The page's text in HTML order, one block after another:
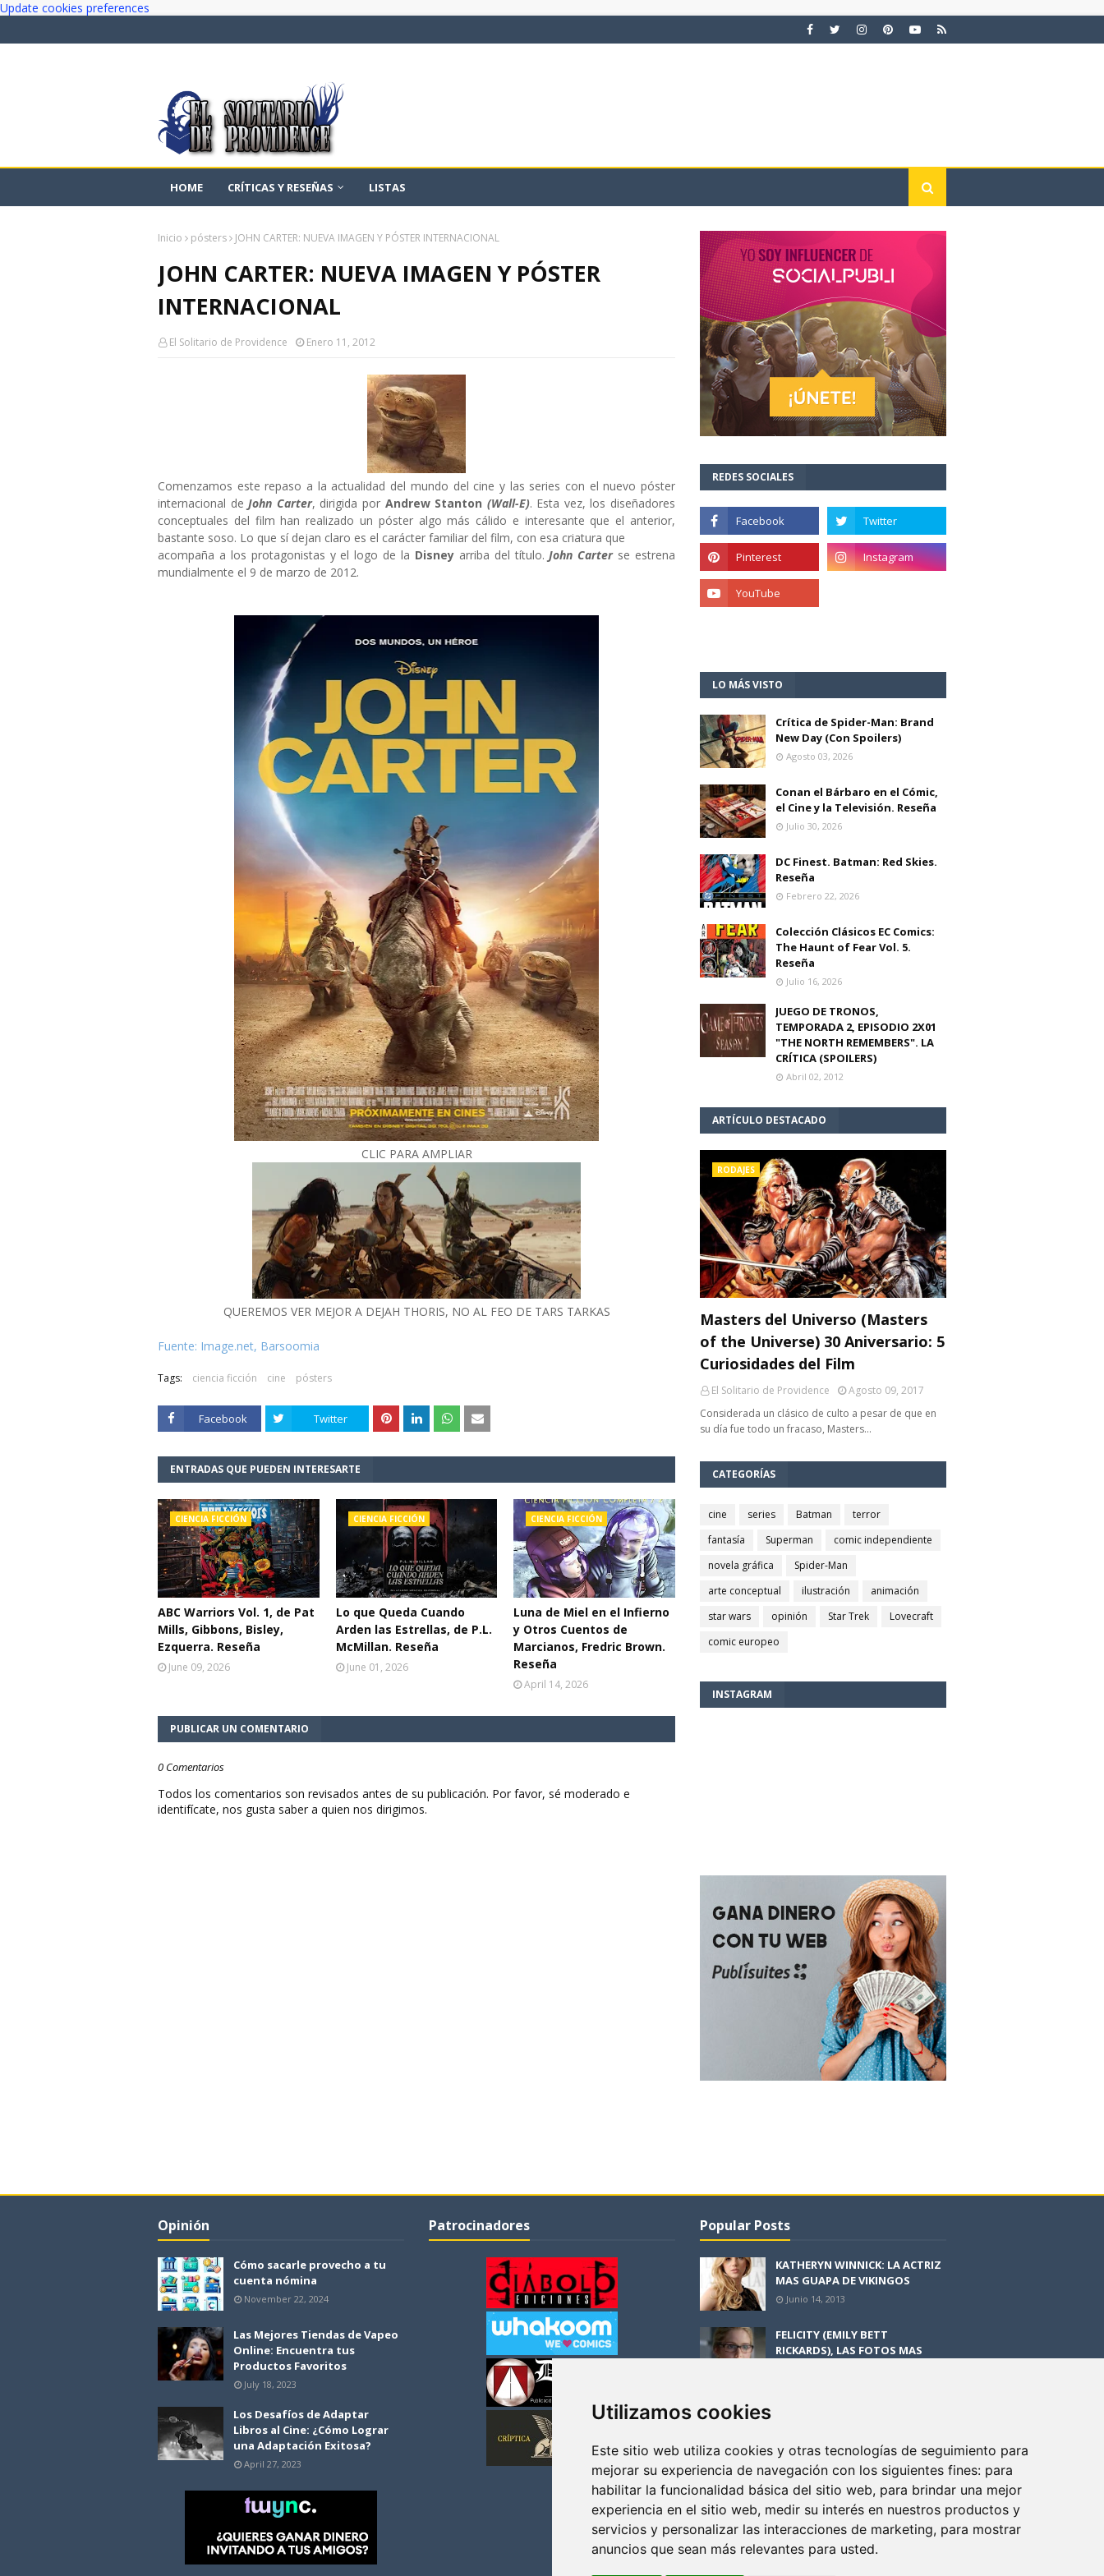
Utilizamos cookies
Este sitio web utiliza cookies y otras tecnologías de seguimiento para
mejorar su experiencia de navegación con los siguientes fines: para
habilitar la funcionalidad básica del sitio web, para brindar una mejor
experiencia en el sitio web, medir su interés en nuestros productos y
servicios y personalizar las interacciones de marketing, para mostrar
anuncios que sean más relevantes para usted.
Update cookies preferences
HOME CRÍTICAS Y RESEÑAS LISTAS
Inicio pósters JOHN CARTER: NUEVA IMAGEN Y PÓSTER INTERNACIONAL
JOHN CARTER: NUEVA IMAGEN Y PÓSTER
INTERNACIONAL
El Solitario de Providence Enero 11, 2012
Comenzamos este repaso a la actualidad del mundo del cine y las series con el nuevo póster
internacional deJohn Carter, dirigida por Andrew Stanton (Wall-E). Esta vez, los diseñadores
conceptuales del film han realizado un póster algo más cálido e interesante que el anterior,
bastante soso. Lo que sí dejan claro es el carácter familiar del film, con esa criatura que
acompaña a los protagonistas y el logo de la Disneyarriba del título.John Carterse estrena
mundialmente el 9 de marzo de 2012.
CLIC PARA AMPLIAR
QUEREMOS VER MEJOR A DEJAH THORIS, NO AL FEO DE TARS TARKAS
Fuente: Image.net, Barsoomia
Tags: ciencia ficción cine pósters
Facebook Twitter
ENTRADAS QUE PUEDEN INTERESARTE
CIENCIA FICCIÓN
ABC Warriors Vol. 1, de Pat
Mills, Gibbons, Bisley,
Ezquerra. Reseña
June 09, 2026
CIENCIA FICCIÓN
Lo que Queda Cuando
Arden las Estrellas, de P.L.
McMillan. Reseña
June 01, 2026
CIENCIA FICCIÓN
Luna de Miel en el Infierno
y Otros Cuentos de
Marcianos, Fredric Brown.
Reseña
April 14, 2026
PUBLICAR UN COMENTARIO
0 Comentarios
Todos los comentarios son revisados antes de su publicación. Por favor, sé moderado e
identifícate, nos gusta saber a quien nos dirigimos.
REDES SOCIALES
LO MÁS VISTO
Crítica de Spider-Man: Brand
New Day (Con Spoilers)
Agosto 03, 2026
Conan el Bárbaro en el Cómic,
el Cine y la Televisión. Reseña
Julio 30, 2026
DC Finest. Batman: Red Skies.
Reseña
Febrero 22, 2026
Colección Clásicos EC Comics:
The Haunt of Fear Vol. 5.
Reseña
Julio 16, 2026
JUEGO DE TRONOS,
TEMPORADA 2, EPISODIO 2X01
"THE NORTH REMEMBERS". LA
CRÍTICA (SPOILERS)
Abril 02, 2012
ARTÍCULO DESTACADO
RODAJES
Masters del Universo (Masters
of the Universe) 30 Aniversario: 5
Curiosidades del Film
El Solitario de Providence
Agosto 09, 2017
Considerada un clásico de culto a pesar de que en
su día fue todo un fracaso, Masters…
CATEGORÍAS
cine series Batman
terror
fantasía
Superman
comic independiente
novela gráfica
Spider-Man
arte conceptual
ilustración
animación
star wars
opinión Star Trek
Lovecraft
comic europeo
INSTAGRAM
Opinión
Cómo sacarle provecho a tu
cuenta nómina
November 22, 2024
Las Mejores Tiendas de Vapeo
Online: Encuentra tus
Productos Favoritos
July 18, 2023
Los Desafíos de Adaptar
Libros al Cine: ¿Cómo Lograr
una Adaptación Exitosa?
April 27, 2023
Patrocinadores Popular Posts
KATHERYN WINNICK: LA ACTRIZ
MAS GUAPA DE VIKINGOS
Junio 14, 2013
FELICITY (EMILY BETT
RICKARDS), LAS FOTOS MAS
HISTORIA. EPISODIO 3. LA
CRITICA
Mayo 17, 2012